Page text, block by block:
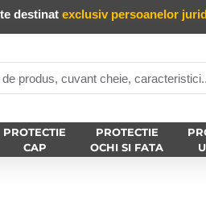
destinat exclusiv persoanelor
PROTECTIE
CAP
PROTECTIE
OCHI SI FATA